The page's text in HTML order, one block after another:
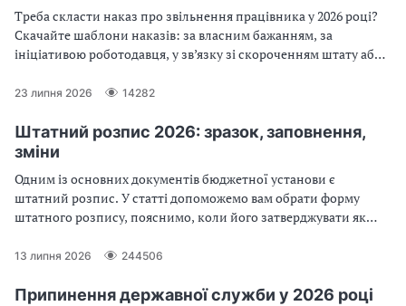
Треба скласти наказ про звільнення працівника у 2026 році?
Скачайте шаблони наказів: за власним бажанням, за
ініціативою роботодавця, у зв’язку зі скороченням штату або
23 липня 2026 14282
Штатний розпис 2026: зразок, заповнення,
зміни
Одним із основних документів бюджетної установи є
штатний розпис. У статті допоможемо вам обрати форму
штатного розпису, пояснимо, коли його затверджувати як
13 липня 2026 244506
Припинення державної служби у 2026 році